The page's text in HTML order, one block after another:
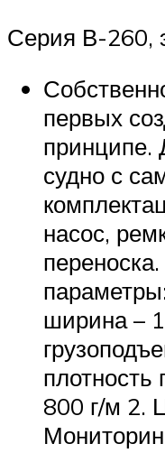
Серия В-260,
первых
принципе.
судно с
насос,
ширина –
800 г/м 2.